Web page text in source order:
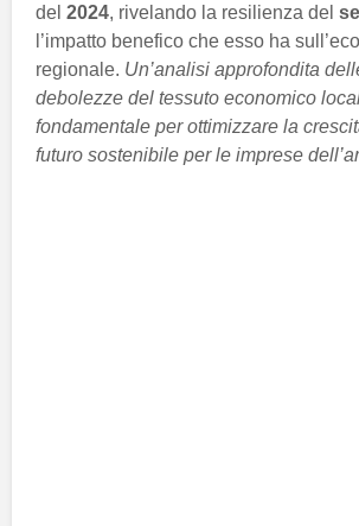
del 2024, rivelando la resilienza del
l’impatto benefico che esso ha
regionale. Un’analisi approfondita
debolezze del tessuto economico
fondamentale per ottimizzare la
futuro sostenibile per le imprese